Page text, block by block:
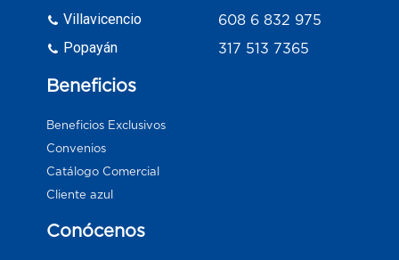
Villavicencio
Popayán
608 6 832 975
317 513 7365
Beneficios
Beneficios Exclusivos
Convenios
Catálogo Comercial
Cliente azul
Conócenos